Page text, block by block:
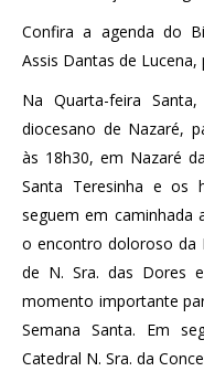
Confira a agenda do
Assis Dantas de Lucena,
Na Quarta-feira Santa,
diocesano de Nazaré,
às 18h30, em Nazaré
Santa Teresinha e os
seguem em caminhada
o encontro doloroso da
de N. Sra. das Dores
momento importante
Semana Santa. Em
Catedral N. Sra. da